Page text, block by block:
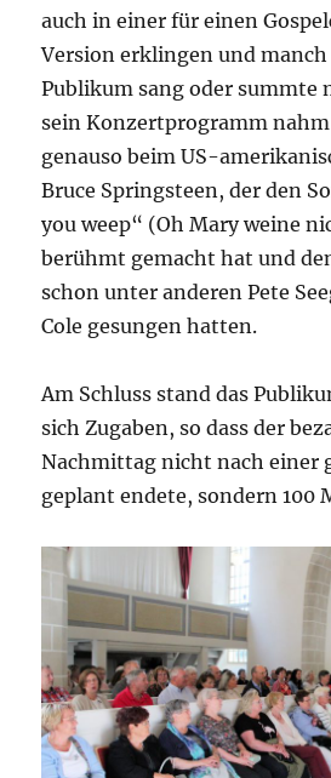
auch in einer für einen
Version erklingen und
Publikum sang oder summte
sein Konzertprogramm
genauso beim US-
Bruce Springsteen, der den
you weep“ (Oh Mary weine
berühmt gemacht hat und
schon unter anderen Pete
Cole gesungen hatten.
Am Schluss stand das
sich Zugaben, so dass der
Nachmittag nicht nach einer
geplant endete, sondern 100